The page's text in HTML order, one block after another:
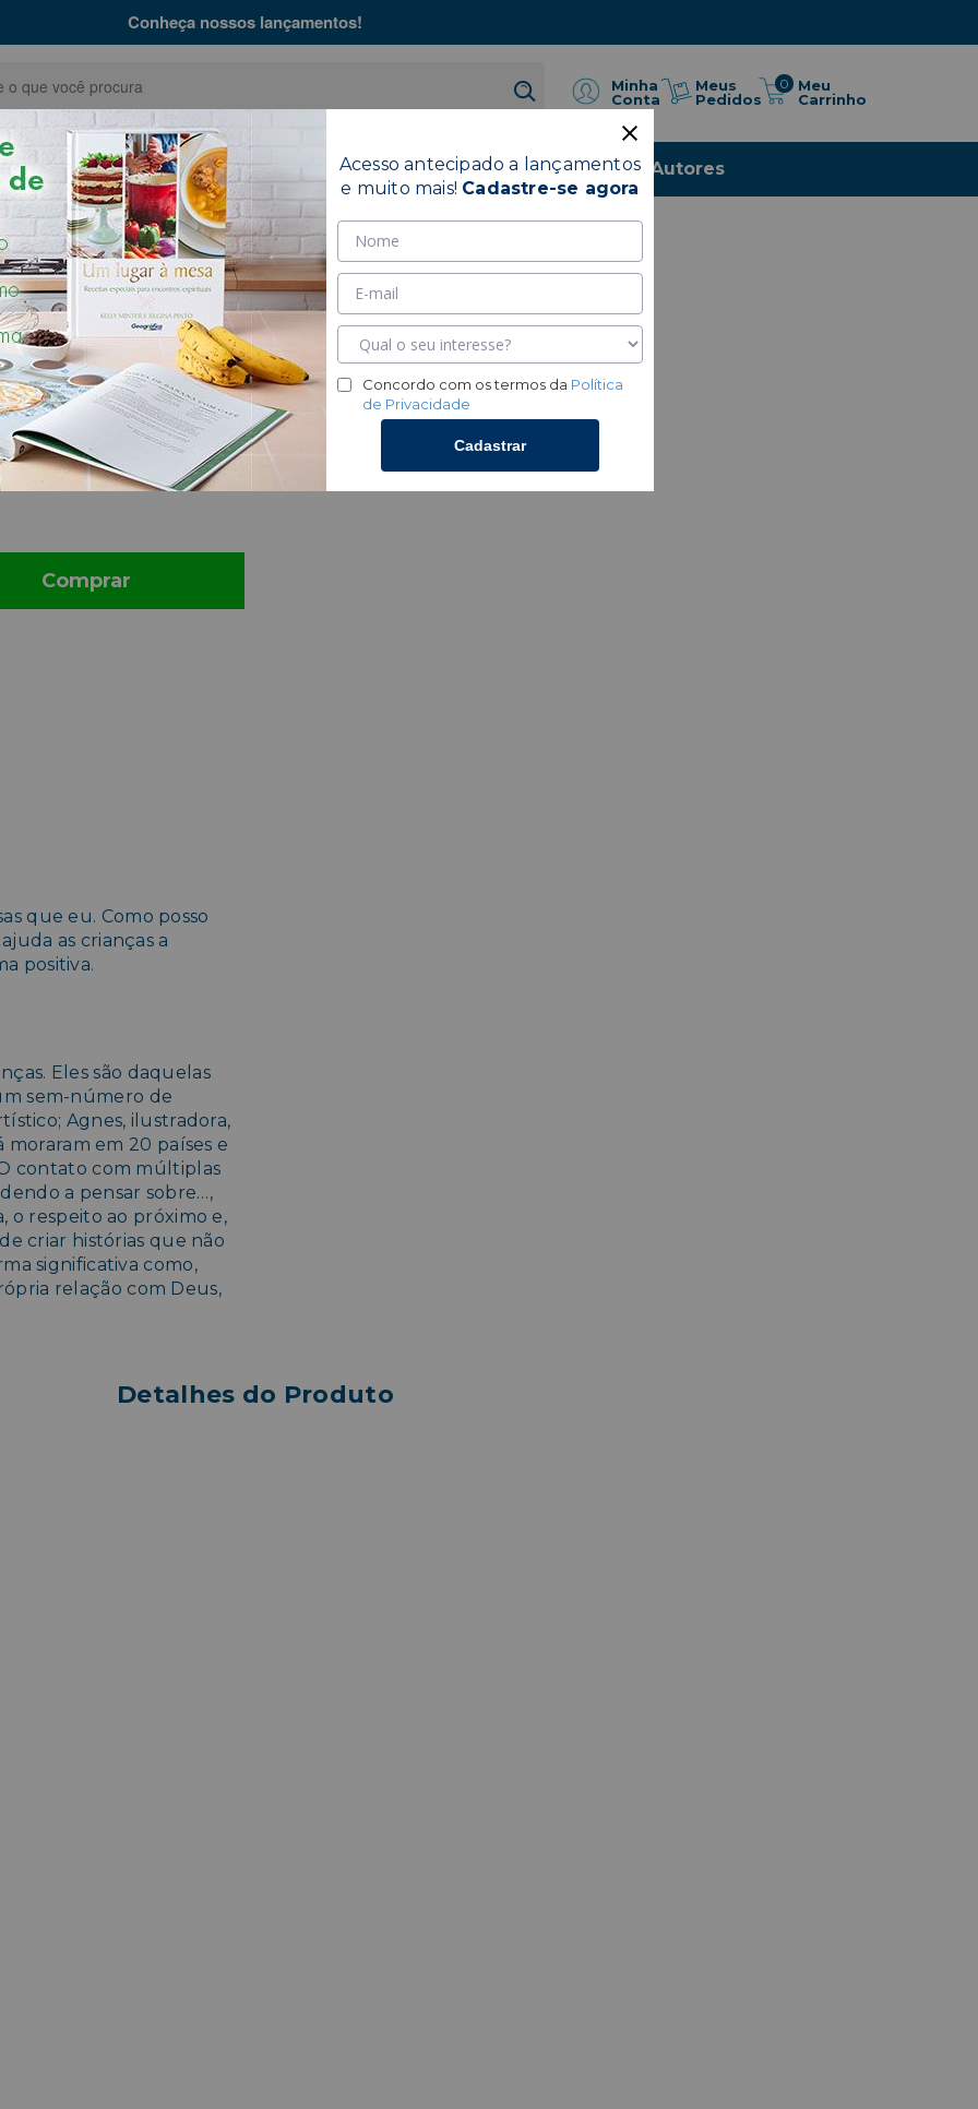
Conheça nossos lançamentos!
Minha
Conta
Meus
Pedidos
0
Meu
Carrinho
Bíblias Coleções Hinário Livros Autores
- Meus
Pensar Sobre -
Comprar
que eu. Como posso
as crianças a
positiva.
Eles são daquelas
sem-número de
Agnes, ilustradora,
moraram em 20 países e
contato com múltiplas
a pensar sobre…,
o respeito ao próximo e,
criar histórias que não
significativa como,
relação com Deus,
Detalhes do Produto
Acesso antecipado a lançamentos
e muito mais! Cadastre-se agora
Concordo com os termos da Política
de Privacidade
Cadastrar